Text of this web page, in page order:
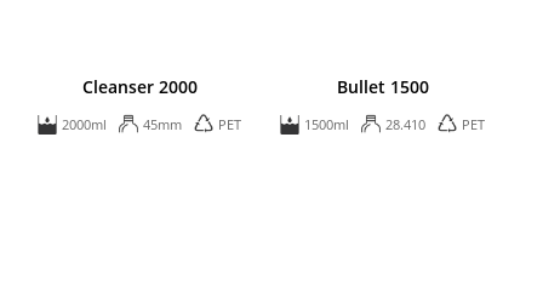
Cleanser 2000
2000ml 45mm PET
Bullet 1500
1500ml 28.410 PET